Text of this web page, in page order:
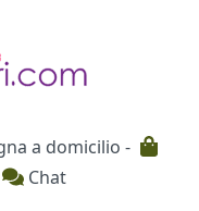
a domicilio -
Chat